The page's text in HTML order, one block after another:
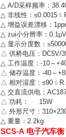
△ A/D采样频率：
△ 非线性：
△ 增益误差漂移：
△ zui小分辨率：
△ 显示分度数：
△ 供桥电压：DC5V/
△ 工作温度：-10～
△ 储存温度：-40～
△ 相对湿度：
△ 交直流供电：
△ 功耗： 15W
△ 外形尺寸：
△ 重量：2.2kg
SCS-A 电子汽车衡